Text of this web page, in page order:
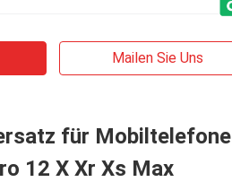
Mailen Sie Uns
für Mobiltelefone
12 X Xr Xs Max